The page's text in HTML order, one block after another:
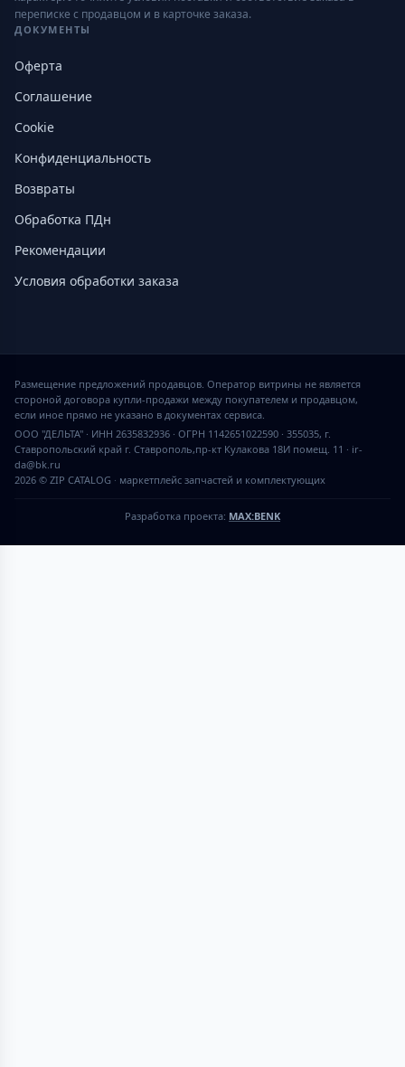
переписке с продавцом и в карточке заказа.
ДОКУМЕНТЫ
Оферта
Соглашение
Cookie
Конфиденциальность
Возвраты
Обработка ПДн
Рекомендации
Условия обработки заказа
2026 © ZIP CATALOG · маркетплейс запчастей и комплектующих
Размещение предложений продавцов. Оператор витрины не является
стороной договора купли-продажи между покупателем и продавцом,
если иное прямо не указано в документах сервиса.
ООО "ДЕЛЬТА" · ИНН 2635832936 · ОГРН 1142651022590 · 355035, г.
Ставропольский край г. Ставрополь,пр-кт Кулакова 18И помещ. 11 · ir-
da@bk.ru
Разработка проекта: MAX:BENK